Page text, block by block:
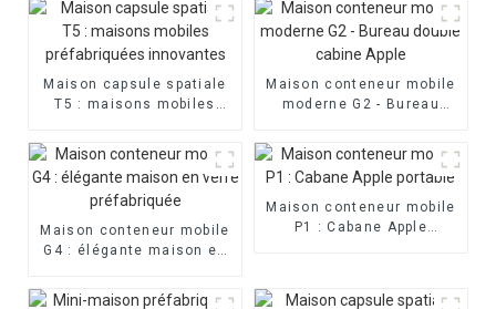
Maison capsule spatiale
T5 : maisons mobiles
Maison conteneur mobile
moderne G2 - Bureau
Maison conteneur mobile
G4 : élégante maison en
Maison conteneur mobile
P1 : Cabane Apple